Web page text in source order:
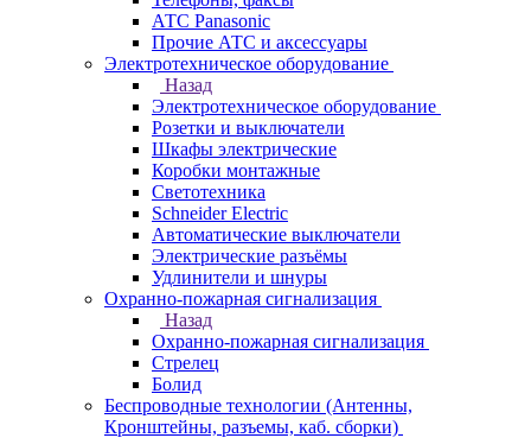
АТС Panasonic
Прочие АТС и аксессуары
Электротехническое оборудование
Назад
Электротехническое оборудование
Розетки и выключатели
Шкафы электрические
Коробки монтажные
Светотехника
Schneider Electric
Автоматические выключатели
Электрические разъёмы
Удлинители и шнуры
Охранно-пожарная сигнализация
Назад
Охранно-пожарная сигнализация
Стрелец
Болид
Беспроводные технологии (Антенны,
Кронштейны, разъемы, каб. сборки)